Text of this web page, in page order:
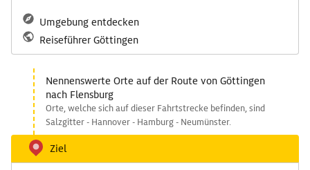
Umgebung entdecken
Reiseführer Göttingen
Nennenswerte Orte auf der Route von Göttingen
nach Flensburg
Orte, welche sich auf dieser Fahrtstrecke befinden, sind
Salzgitter - Hannover - Hamburg - Neumünster.
Ziel